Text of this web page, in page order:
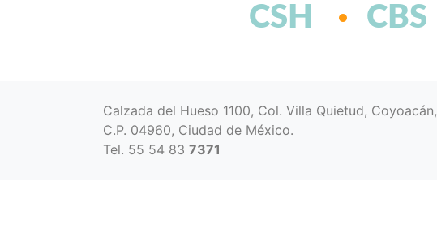
CSH CBS
Calzada del Hueso 1100, Col. Villa Quietud, Coyoacán,
C.P. 04960, Ciudad de México.
Tel. 55 54 83 7371